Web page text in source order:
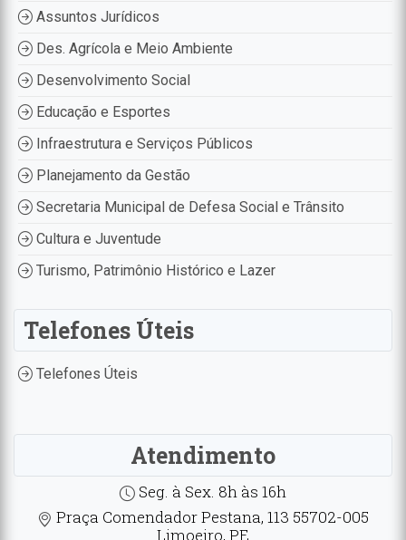
Assuntos Jurídicos
Des. Agrícola e Meio Ambiente
Desenvolvimento Social
Educação e Esportes
Infraestrutura e Serviços Públicos
Planejamento da Gestão
Secretaria Municipal de Defesa Social e Trânsito
Cultura e Juventude
Turismo, Patrimônio Histórico e Lazer
Telefones Úteis
Telefones Úteis
Atendimento
Seg. à Sex. 8h às 16h
Praça Comendador Pestana, 113 55702-005
Limoeiro, PE